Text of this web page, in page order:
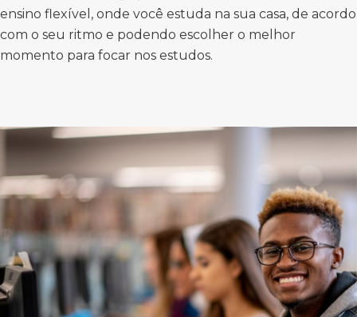
ensino flexível, onde você estuda na sua casa, de acordo
com o seu ritmo e podendo escolher o melhor
momento para focar nos estudos.